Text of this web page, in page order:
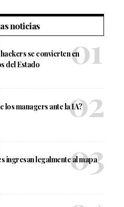
noticias
se convierten en
del Estado
los managers ante la IA?
ingresan legalmente al mapa